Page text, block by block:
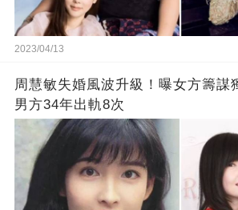
2023/04/13
周慧敏失婚風波升級！曝女方籌謀
男方34年出軌8次